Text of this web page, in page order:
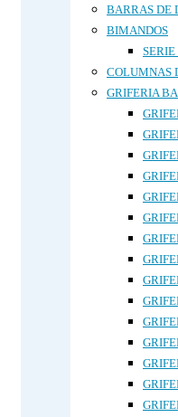
BARRAS DE
BIMANDOS
COLUMNAS
GRIFERIA